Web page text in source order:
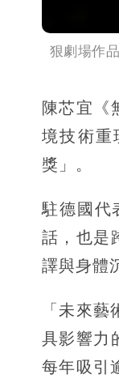
狠劇場作
陳芯宜《
境技術重
獎」。
駐德國代
話，也是
譯與身體
「未來
具影響力
每年吸引